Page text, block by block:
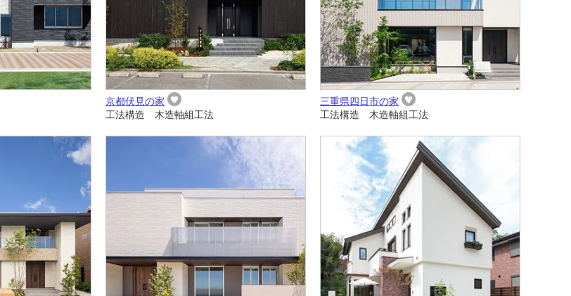
京都伏見の家
工法構造 木造軸組工法
三重県四日市の家
工法構造 木造軸組工法